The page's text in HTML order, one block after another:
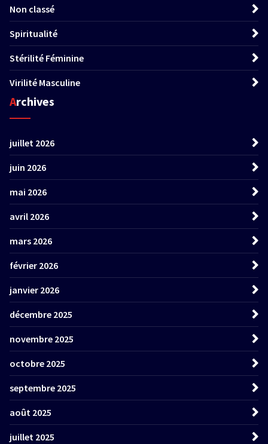
Non classé
Spiritualité
Stérilité Féminine
Virilité Masculine
Archives
juillet 2026
juin 2026
mai 2026
avril 2026
mars 2026
février 2026
janvier 2026
décembre 2025
novembre 2025
octobre 2025
septembre 2025
août 2025
juillet 2025